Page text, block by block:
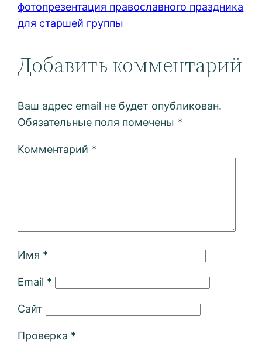
фотопрезентация православного праздника
для старшей группы
Добавить комментарий
Ваш адрес email не будет опубликован.
Обязательные поля помечены *
Комментарий *
Имя *
Email *
Сайт
Проверка *